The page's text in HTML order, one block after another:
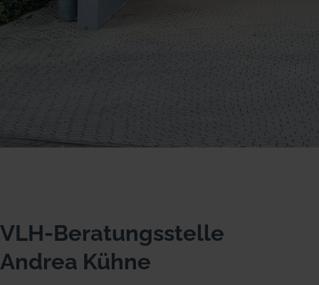
VLH-Beratungsstelle
Andrea Kühne